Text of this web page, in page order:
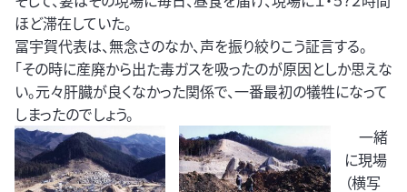
ほど滞在していた。
冨宇賀代表は、無念さのなか、声を振り絞りこう証言する。
「その時に産廃から出た毒ガスを吸ったのが原因としか思えな
い。元々肝臓が良くなかった関係で、一番最初の犠牲になって
しまったのでしょう。
一緒
に現場
（横写